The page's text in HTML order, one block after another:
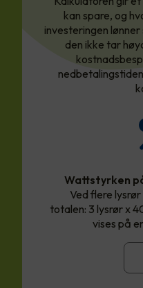
kan spare, og
investeringen
den ikke tar
Wattstyrken
Ved flere
totalen: 3 lysrør x
vises på